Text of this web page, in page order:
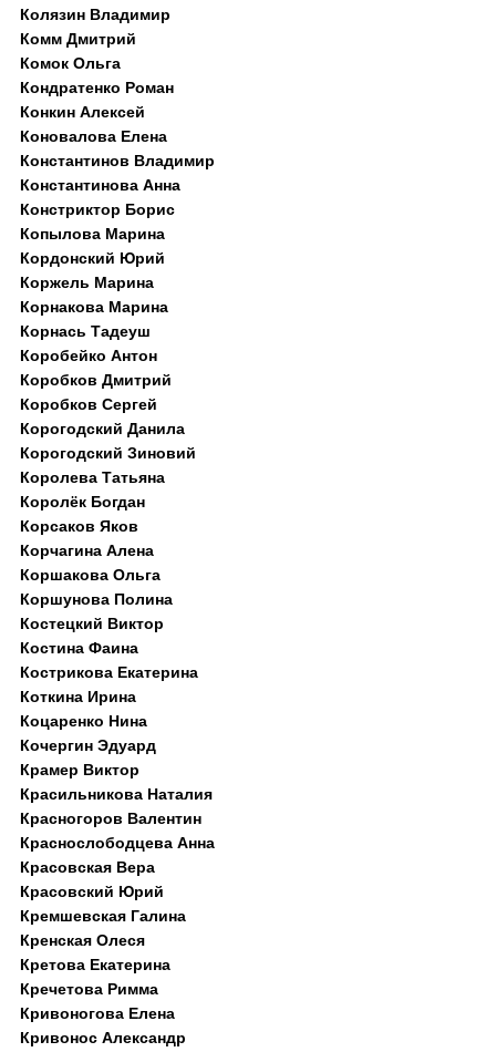
Колязин Владимир
Комм Дмитрий
Комок Ольга
Кондратенко Роман
Конкин Алексей
Коновалова Елена
Константинов Владимир
Константинова Анна
Констриктор Борис
Копылова Марина
Кордонский Юрий
Коржель Марина
Корнакова Марина
Корнась Тадеуш
Коробейко Антон
Коробков Дмитрий
Коробков Сергей
Корогодский Данила
Корогодский Зиновий
Королева Татьяна
Королёк Богдан
Корсаков Яков
Корчагина Алена
Коршакова Ольга
Коршунова Полина
Костецкий Виктор
Костина Фаина
Кострикова Екатерина
Коткина Ирина
Коцаренко Нина
Кочергин Эдуард
Крамер Виктор
Красильникова Наталия
Красногоров Валентин
Краснослободцева Анна
Красовская Вера
Красовский Юрий
Кремшевская Галина
Кренская Олеся
Кретова Екатерина
Кречетова Римма
Кривоногова Елена
Кривонос Александр